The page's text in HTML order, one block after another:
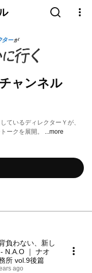
ャンネル
ているディレクターＹが、
ークを展開。 ...more
負わない、新し
N.A.O ｜ ナオ
所 vol.9後篇
ago